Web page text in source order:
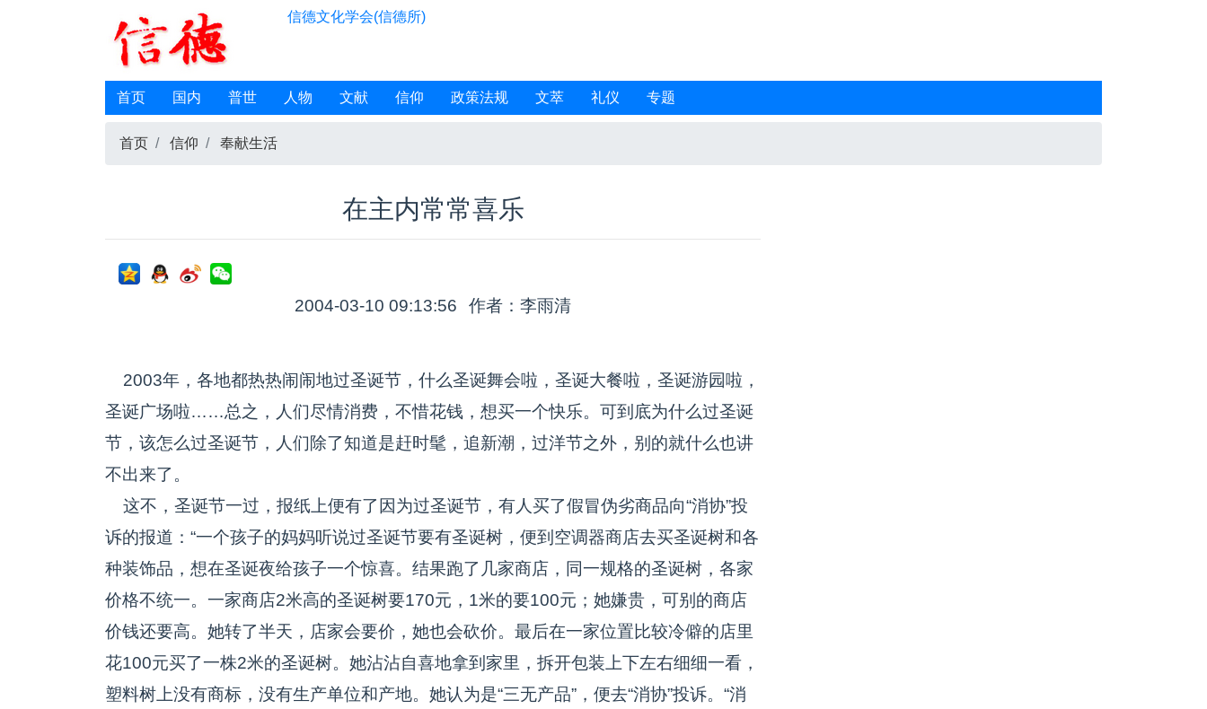
信德文化学会(信德所)
首页 国内 普世 人物 文献 信仰 政策法规 文萃 礼仪 专题
首页 信仰 奉献生活
在主内常常喜乐
2004-03-10 09:13:56 作者：李雨清
2003年，各地都热热闹闹地过圣诞节，什么圣诞舞会啦，圣诞大餐啦，圣诞游园啦，
圣诞广场啦……总之，人们尽情消费，不惜花钱，想买一个快乐。可到底为什么过圣诞
节，该怎么过圣诞节，人们除了知道是赶时髦，追新潮，过洋节之外，别的就什么也讲
不出来了。
这不，圣诞节一过，报纸上便有了因为过圣诞节，有人买了假冒伪劣商品向“消协”投
诉的报道：“一个孩子的妈妈听说过圣诞节要有圣诞树，便到空调器商店去买圣诞树和各
种装饰品，想在圣诞夜给孩子一个惊喜。结果跑了几家商店，同一规格的圣诞树，各家
价格不统一。一家商店2米高的圣诞树要170元，1米的要100元；她嫌贵，可别的商店
价钱还要高。她转了半天，店家会要价，她也会砍价。最后在一家位置比较冷僻的店里
花100元买了一株2米的圣诞树。她沾沾自喜地拿到家里，拆开包装上下左右细细一看，
塑料树上没有商标，没有生产单位和产地。她认为是“三无产品”，便去“消协”投诉。“消